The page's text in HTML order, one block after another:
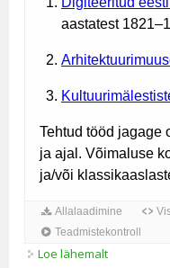
Loe lähemalt